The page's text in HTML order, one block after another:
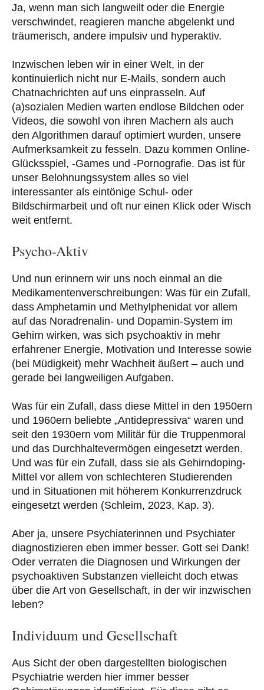
Ja, wenn man sich langweilt oder die Energie
verschwindet, reagieren manche abgelenkt und
träumerisch, andere impulsiv und hyperaktiv.
Inzwischen leben wir in einer Welt, in der
kontinuierlich nicht nur E-Mails, sondern auch
Chatnachrichten auf uns einprasseln. Auf
(a)sozialen Medien warten endlose Bildchen oder
Videos, die sowohl von ihren Machern als auch
den Algorithmen darauf optimiert wurden, unsere
Aufmerksamkeit zu fesseln. Dazu kommen Online-
Glücksspiel, -Games und -Pornografie. Das ist für
unser Belohnungssystem alles so viel
interessanter als eintönige Schul- oder
Bildschirmarbeit und oft nur einen Klick oder Wisch
weit entfernt.
Psycho-Aktiv
Und nun erinnern wir uns noch einmal an die
Medikamentenverschreibungen: Was für ein Zufall,
dass Amphetamin und Methylphenidat vor allem
auf das Noradrenalin- und Dopamin-System im
Gehirn wirken, was sich psychoaktiv in mehr
erfahrener Energie, Motivation und Interesse sowie
(bei Müdigkeit) mehr Wachheit äußert – auch und
gerade bei langweiligen Aufgaben.
Was für ein Zufall, dass diese Mittel in den 1950ern
und 1960ern beliebte „Antidepressiva“ waren und
seit den 1930ern vom Militär für die Truppenmoral
und das Durchhaltevermögen eingesetzt werden.
Und was für ein Zufall, dass sie als Gehirndoping-
Mittel vor allem von schlechteren Studierenden
und in Situationen mit höherem Konkurrenzdruck
eingesetzt werden (Schleim, 2023, Kap. 3).
Aber ja, unsere Psychiaterinnen und Psychiater
diagnostizieren eben immer besser. Gott sei Dank!
Oder verraten die Diagnosen und Wirkungen der
psychoaktiven Substanzen vielleicht doch etwas
über die Art von Gesellschaft, in der wir inzwischen
leben?
Individuum und Gesellschaft
Aus Sicht der oben dargestellten biologischen
Psychiatrie werden hier immer besser